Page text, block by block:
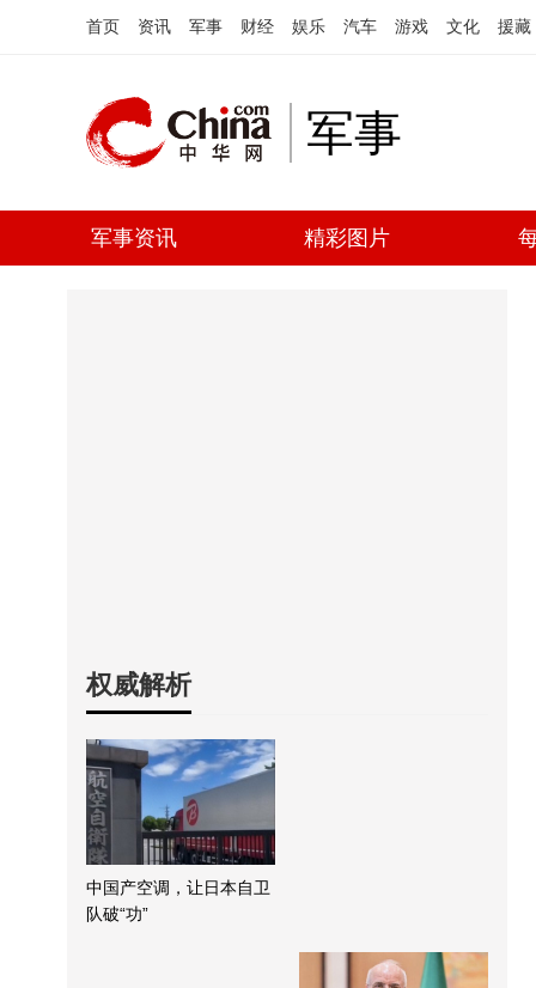
首页 资讯 军事 财经 娱乐 汽车 游戏 文化 援藏
军事
军事资讯 精彩图片
权威解析
中国产空调，让日本自卫
队破“功”